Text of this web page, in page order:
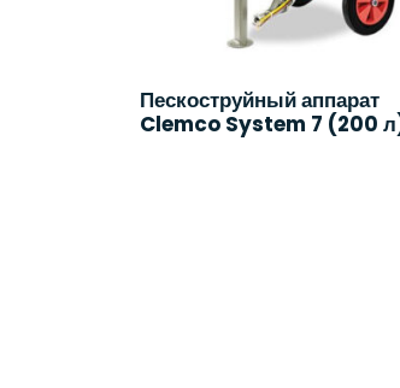
Пескоструйный аппарат
Clemco System 7 (200